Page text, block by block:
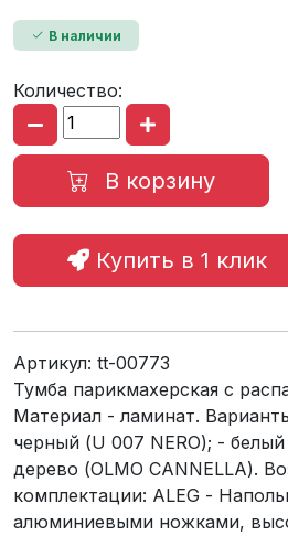
В наличии
Количество:
В корзину
Купить в 1 клик
Артикул: tt-00773
Тумба парикмахерская c
Материал - ламинат.
черный (U 007 NERO); -
дерево (OLMO CANNELLA).
комплектации: ALEG -
алюминиевыми ножками,